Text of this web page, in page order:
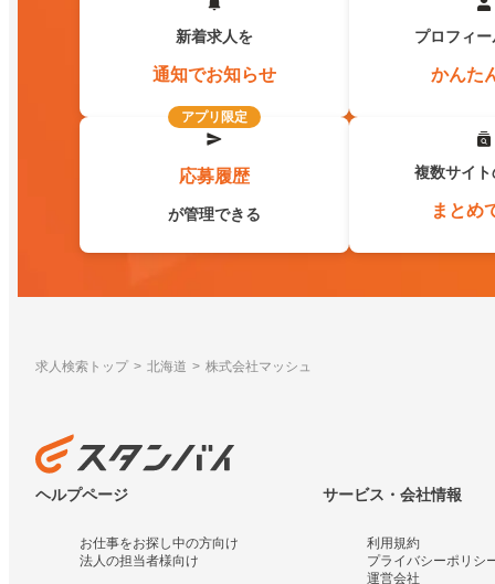
新着求人を
通知でお知らせ
プロフィ
かんた
アプリ限定
応募履歴
が管理できる
複数サイ
まとめ
求人検索トップ 北海道 株式会社マッシュ
ヘルプページ
お仕事をお探し中の方向け
法人の担当者様向け
サービス・会社情報
利用規約
プライバシーポリシ
運営会社